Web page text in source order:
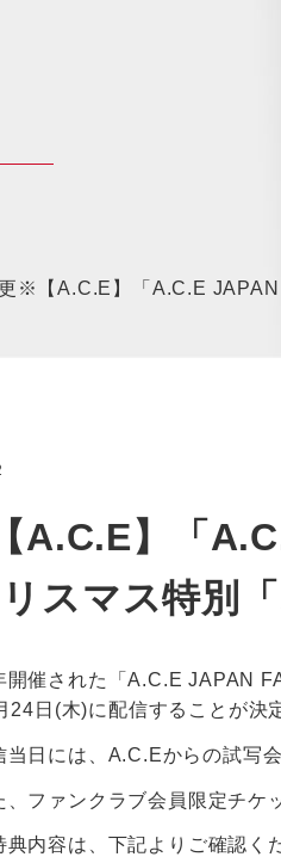
※【A.C.E】「A.C.E JAPAN
】「
スマス特別
開催された「A.C.E JAPAN
24日(木)に配信することが決
当日には、A.C.Eからの試写会
、ファンクラブ会員限定チケ
内容は、下記よりご確認く